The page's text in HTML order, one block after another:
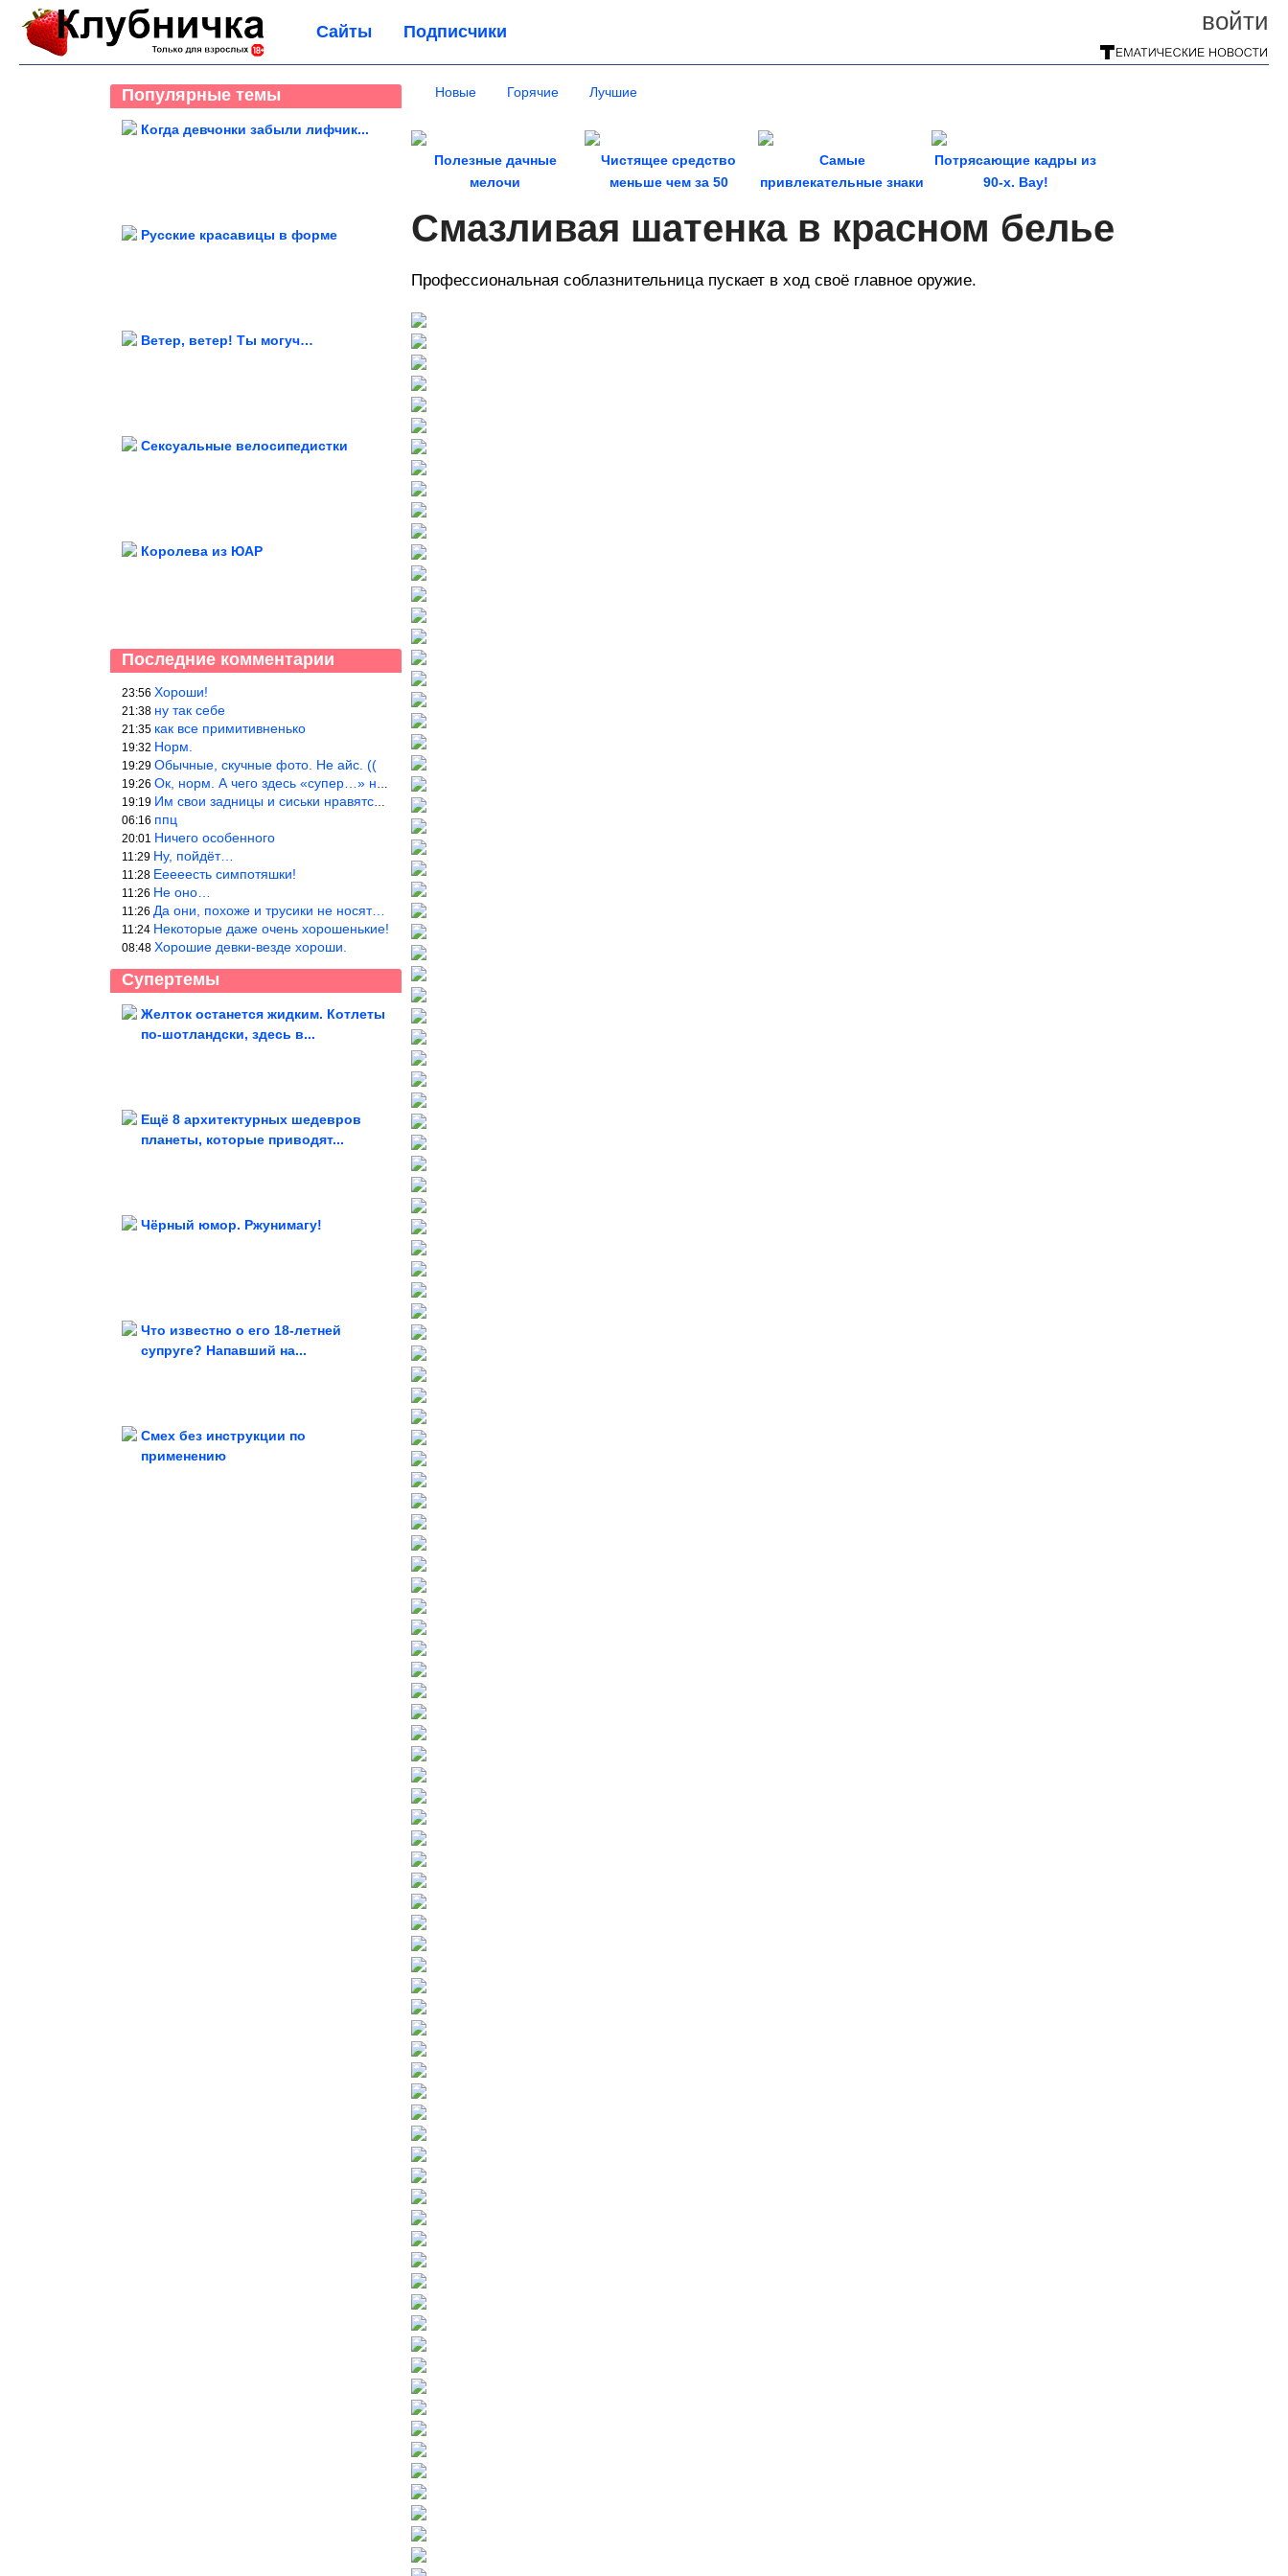
войти
Сайты Подписчики
Популярные темы
Когда девчонки забыли лифчик...
Русские красавицы в форме
Ветер, ветер! Ты могуч…
Сексуальные велосипедистки
Королева из ЮАР
Последние комментарии
23:56 Хороши!
21:38 ну так себе
21:35 как все примитивненько
19:32 Норм.
19:29 Обычные, скучные фото. Не айс. ((
19:26 Ок, норм. А чего здесь «супер…» не понятно.
19:19 Им свои задницы и сиськи нравятся больше, чем нам, мужикам?
06:16 ппц
20:01 Ничего особенного
11:29 Ну, пойдёт…
11:28 Ееееесть симпотяшки!
11:26 Не оно…
11:26 Да они, похоже и трусики не носят…
11:24 Некоторые даже очень хорошенькие!
08:48 Хорошие девки-везде хороши.
Супертемы
ДТП. Подборка на
Желток останется жидким. Котлеты
по-шотландски, здесь в...
Ещё 8 архитектурных шедевров
планеты, которые приводят...
Чёрный юмор. Ржунимагу!
Что известно о его 18-летней
супруге? Напавший на...
Смех без инструкции по
применению
Новые Горячие Лучшие
Полезные дачные
мелочи
Чистящее средство
меньше чем за 50
Самые
привлекательные знаки
Потрясающие кадры из
90-х. Вау!
Смазливая шатенка в красном белье
Профессиональная соблазнительница пускает в ход своё главное оружие.